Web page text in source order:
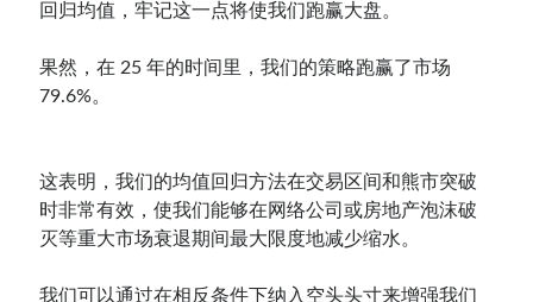
回归均值，牢记这一点将使我们跑赢大盘。
果然，在 25 年的时间里，我们的策略跑赢了市场
79.6%。
这表明，我们的均值回归方法在交易区间和熊市突破
时非常有效，使我们能够在网络公司或房地产泡沫破
灭等重大市场衰退期间最大限度地减少缩水。
我们可以通过在相反条件下纳入空头头寸来增强我们